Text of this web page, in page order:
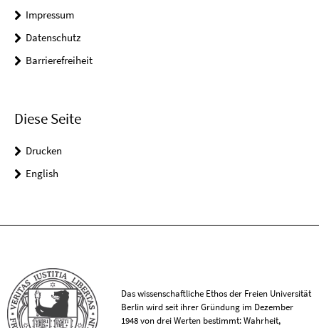
Impressum
Datenschutz
Barrierefreiheit
Diese Seite
Drucken
English
Das wissenschaftliche Ethos der Freien Universität
Berlin wird seit ihrer Gründung im Dezember
1948 von drei Werten bestimmt: Wahrheit,